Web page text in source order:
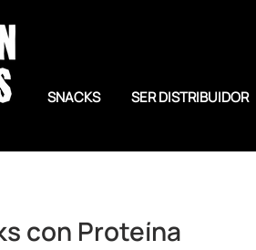
SNACKS SER DISTRIBUIDOR
con Proteína